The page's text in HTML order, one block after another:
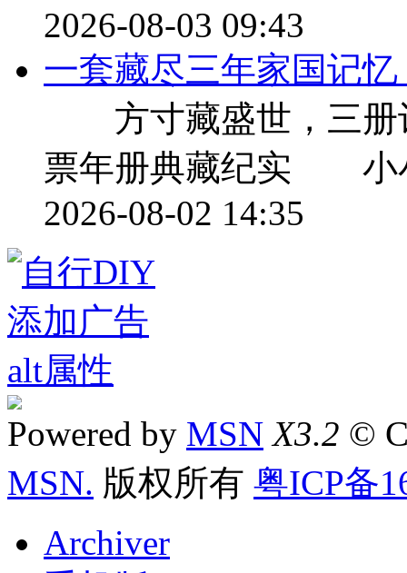
2026-08-03 09:43
一套藏尽三年家国记
方寸藏盛世，三册
票年册典藏纪实 小
2026-08-02 14:35
Powered by MSN X3.2 ©
MSN. 版权所有 粤ICP备
Archiver